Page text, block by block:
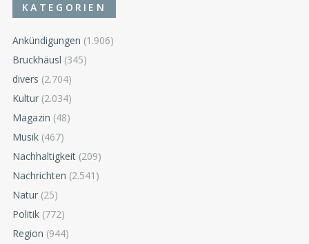
KATEGORIEN
Ankündigungen (1.906)
Bruckhäusl (345)
divers (2.704)
Kultur (2.034)
Magazin (48)
Musik (467)
Nachhaltigkeit (209)
Nachrichten (2.541)
Natur (25)
Politik (772)
Region (944)